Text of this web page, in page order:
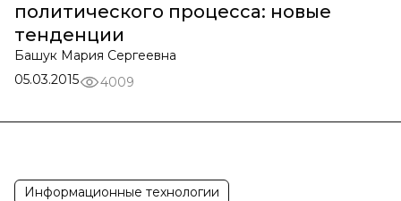
политического процесса: новые
тенденции
Башук Мария Сергеевна
05.03.2015
4009
Информационные технологии